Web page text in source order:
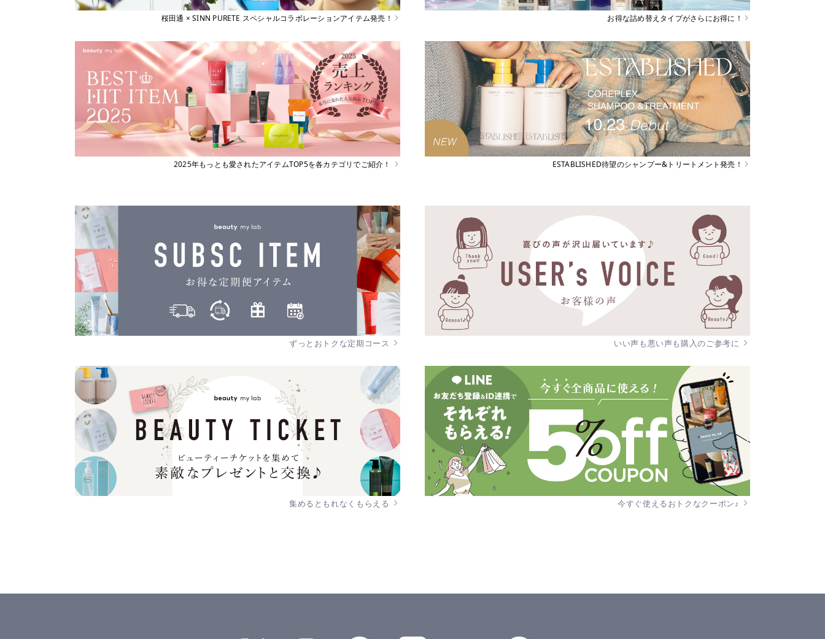
桜田通 × SINN PURETE スペシャルコラボレーションアイテム発売！ お得な詰め替えタイプがさらにお得に！
2025年もっとも愛されたアイテムTOP5を各カテゴリでご紹介！ ESTABLISHED待望のシャンプー&トリートメント発売！
ずっとおトクな定期コース いい声も悪い声も購入のご参考に
集めるともれなくもらえる 今すぐ使えるおトクなクーポン♪